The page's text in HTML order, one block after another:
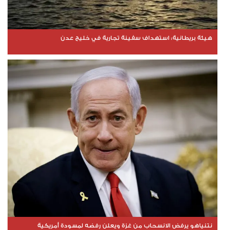
هيئة بريطانية: استهداف سفينة تجارية في خليج عدن
نتنياهو يرفض الانسحاب من غزة ويعلن رفضه لمسودة أمريكية